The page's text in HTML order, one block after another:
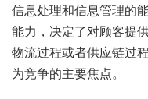
信息处理和信息管理的
能力，决定了对顾客提
物流过程或者供应链过
为竞争的主要焦点。